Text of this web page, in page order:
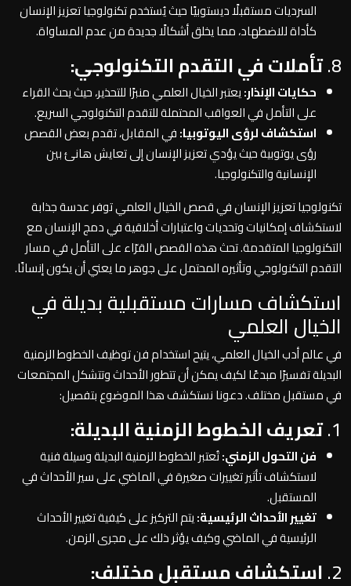
السرديات مستقبلًا ديستوبيًا حيث يُستخدم تكنولوجيا تعزيز الإنسان
كأداة للاضطهاد، مما يخلق أشكالًا جديدة من عدم المساواة.
8. تأملات في التقدم التكنولوجي:
حكايات الإنذار:يعتبر الخيال العلمي منبرًا للتحذير، حيث يحث القراء
على التأمل في العواقب المحتملة للتقدم التكنولوجي السريع.
استكشاف لرؤى اليوتوبيا:في المقابل، تقدم بعض القصص
رؤى يوتوبية حيث يؤدي تعزيز الإنسان إلى تعايش هانئ بين
الإنسانية والتكنولوجيا.
تكنولوجيا تعزيز الإنسان في قصص الخيال العلمي توفر عدسة جذابة
لاستكشاف إمكانيات وتحديات واعتبارات أخلاقية في دمج الإنسان مع
التكنولوجيا المتقدمة. تحث هذه القصص القرّاء على التأمل في مسار
التقدم التكنولوجي وتأثيره المحتمل على جوهر ما يعني أن يكون إنسانًا.
استكشاف مسارات مستقبلية بديلة في
الخيال العلمي
في عالم أدب الخيال العلمي، يتيح استخدام فن توظيف الخطوط الزمنية
البديلة تفسيرًا مبدعًا لكيف يمكن أن تتطور الأحداث وتتشكل المجتمعات
في مستقبل مختلف. دعونا نستكشف هذا الموضوع بتفصيل:
1. تعريف الخطوط الزمنية البديلة:
فن التحول الزمني:تُعتبر الخطوط الزمنية البديلة وسيلة فنية
لاستكشاف تأثير تغييرات صغيرة في الماضي على سير الأحداث في
المستقبل.
تغيير الأحداث الرئيسية:يتم التركيز على كيفية تغيير الأحداث
الرئيسية في الماضي وكيف يؤثر ذلك على مجرى الزمن.
2. استكشاف مستقبل مختلف: